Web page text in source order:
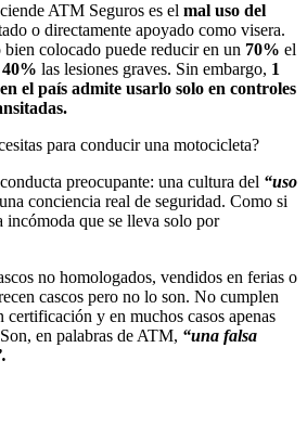
ATM Seguros es el mal uso del
o directamente apoyado como visera.
bien colocado puede reducir en un 70% el
40% las lesiones graves. Sin embargo, 1
el país admite usarlo solo en controles
preocupante: una cultura del “uso
conciencia real de seguridad. Como si
incómoda que se lleva solo por
no homologados, vendidos en ferias o
cascos pero no lo son. No cumplen
certificación y en muchos casos apenas
en palabras de ATM, “una falsa